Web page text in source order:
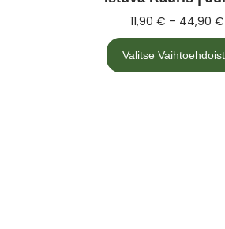
11,90 € – 44,90 €
Valitse